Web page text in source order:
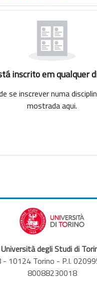
inscrito em qualquer
se inscrever numa
mostrada aqui.
Università degli Studi di
- 10124 Torino - P.I.
80088230018